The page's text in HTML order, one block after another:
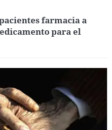
farmacia a
para el